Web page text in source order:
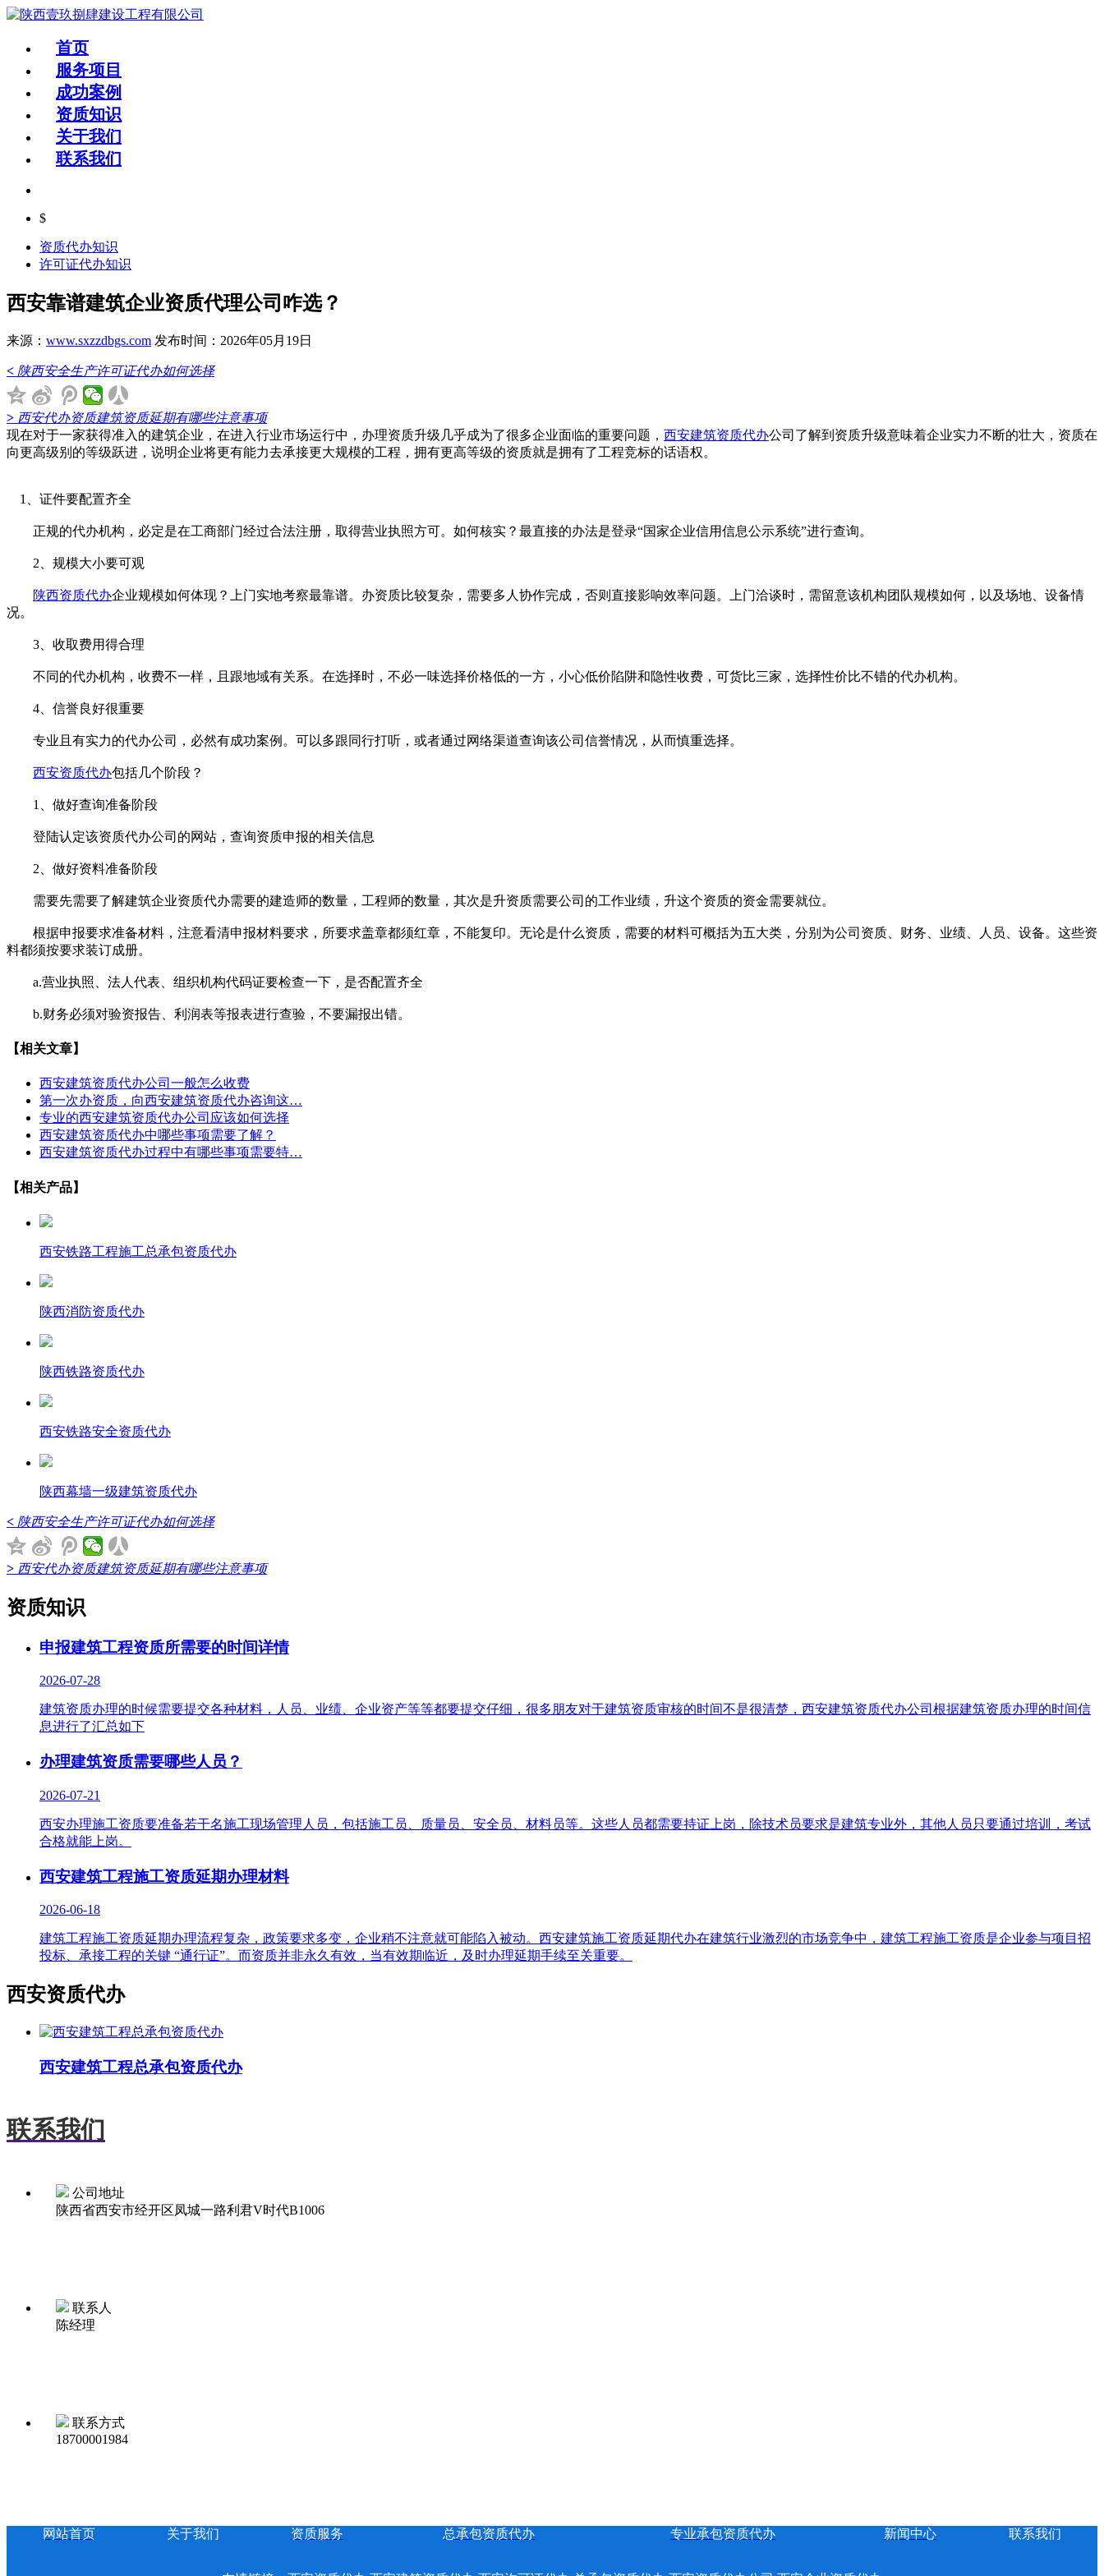
首页
服务项目
成功案例
资质知识
关于我们
联系我们
$
资质代办知识
许可证代办知识
西安靠谱建筑企业资质代理公司咋选？
来源： www.sxzzdbgs.com 发布时间：2026年05月19日
< 陕西安全生产许可证代办如何选择
> 西安代办资质建筑资质延期有哪些注意事项
现在对于一家获得准入的建筑企业，在进入行业市场运行中，办理资质升级几乎成为了很多企业面临的重要问题， 西安建筑资质代办公司了解到资质升级意味着企业实力不断的壮大，资质在
向更高级别的等级跃进，说明企业将更有能力去承接更大规模的工程，拥有更高等级的资质就是拥有了工程竞标的话语权。
1、证件要配置齐全
正规的代办机构，必定是在工商部门经过合法注册，取得营业执照方可。如何核实？最直接的办法是登录“国家企业信用信息公示系统”进行查询。
2、规模大小要可观
陕西资质代办企业规模如何体现？上门实地考察最靠谱。办资质比较复杂，需要多人协作完成，否则直接影响效率问题。上门洽谈时，需留意该机构团队规模如何，以及场地、设备情
况。
3、收取费用得合理
不同的代办机构，收费不一样，且跟地域有关系。在选择时，不必一味选择价格低的一方，小心低价陷阱和隐性收费，可货比三家，选择性价比不错的代办机构。
4、信誉良好很重要
专业且有实力的代办公司，必然有成功案例。可以多跟同行打听，或者通过网络渠道查询该公司信誉情况，从而慎重选择。
西安资质代办包括几个阶段？
1、做好查询准备阶段
登陆认定该资质代办公司的网站，查询资质申报的相关信息
2、做好资料准备阶段
需要先需要了解建筑企业资质代办需要的建造师的数量，工程师的数量，其次是升资质需要公司的工作业绩，升这个资质的资金需要就位。
根据申报要求准备材料，注意看清申报材料要求，所要求盖章都须红章，不能复印。无论是什么资质，需要的材料可概括为五大类，分别为公司资质、财务、业绩、人员、设备。这些资
料都须按要求装订成册。
a.营业执照、法人代表、组织机构代码证要检查一下，是否配置齐全
b.财务必须对验资报告、利润表等报表进行查验，不要漏报出错。
【相关文章】
西安建筑资质代办公司一般怎么收费
第一次办资质，向西安建筑资质代办咨询这…
专业的西安建筑资质代办公司应该如何选择
西安建筑资质代办中哪些事项需要了解？
西安建筑资质代办过程中有哪些事项需要特…
【相关产品】
西安铁路工程施工总承包资质代办
陕西消防资质代办
陕西铁路资质代办
西安铁路安全资质代办
陕西幕墙一级建筑资质代办
< 陕西安全生产许可证代办如何选择
> 西安代办资质建筑资质延期有哪些注意事项
资质知识
申报建筑工程资质所需要的时间详情
2026-07-28
建筑资质办理的时候需要提交各种材料，人员、业绩、企业资产等等都要提交仔细，很多朋友对于建筑资质审核的时间不是很清楚，西安建筑资质代办公司根据建筑资质办理的时间信
息进行了汇总如下
办理建筑资质需要哪些人员？
2026-07-21
西安办理施工资质要准备若干名施工现场管理人员，包括施工员、质量员、安全员、材料员等。这些人员都需要持证上岗，除技术员要求是建筑专业外，其他人员只要通过培训，考试
合格就能上岗。
西安建筑工程施工资质延期办理材料
2026-06-18
建筑工程施工资质延期办理流程复杂，政策要求多变，企业稍不注意就可能陷入被动。西安建筑施工资质延期代办在建筑行业激烈的市场竞争中，建筑工程施工资质是企业参与项目招
投标、承接工程的关键 “通行证”。而资质并非永久有效，当有效期临近，及时办理延期手续至关重要。
西安资质代办
西安建筑工程总承包资质代办
联系我们
公司地址
陕西省西安市经开区凤城一路利君V时代B1006
联系人
陈经理
联系方式
18700001984
网站首页 关于我们 资质服务 总承包资质代办 专业承包资质代办 新闻中心 联系我们